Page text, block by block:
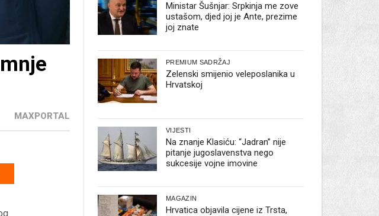
MAXPORTAL
Ministar Šušnjar: Srpkinja me zove
ustašom, djed joj je Ante, prezime
joj znate
PREMIUM SADRŽAJ
Zelenski smijenio veleposlanika u
Hrvatskoj
VIJESTI
Na znanje Klasiću: “Jadran” nije
pitanje jugoslavenstva nego
sukcesije vojne imovine
MAGAZIN
Hrvatica objavila cijene iz Trsta,